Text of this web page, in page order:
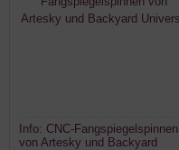
Info: CNC-Fangspiegelspinnen
von Artesky und Backyard